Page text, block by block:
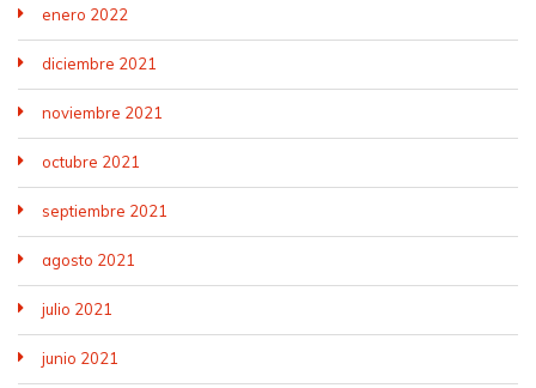
enero 2022
diciembre 2021
noviembre 2021
octubre 2021
septiembre 2021
agosto 2021
julio 2021
junio 2021